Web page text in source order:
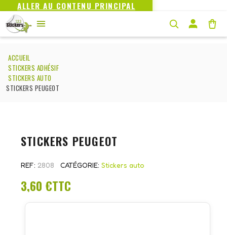
ALLER AU CONTENU PRINCIPAL
ACCUEIL
STICKERS ADHÉSIF
STICKERS AUTO
STICKERS PEUGEOT
STICKERS PEUGEOT
REF 2808 CATÉGORIE Stickers auto
3,60 €TTC